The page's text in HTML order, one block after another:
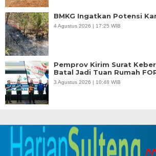
BMKG Ingatkan Potensi
4 Agustus 2026 | 17:25 WIB
Pemprov Kirim Surat
Batal Jadi Tuan Rumah
3 Agustus 2026 | 10:48 WIB